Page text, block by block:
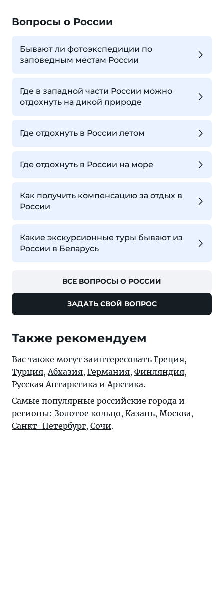
Вопросы о России
Бывают ли фотоэкспедиции по
заповедным местам России
Где в западной части России можно
отдохнуть на дикой природе
Где отдохнуть в России летом
Где отдохнуть в России на море
Как получить компенсацию за отдых в
России
Какие экскурсионные туры бывают из
России в Беларусь
ВСЕ ВОПРОСЫ О РОССИИ
ЗАДАТЬ СВОЙ ВОПРОС
Также рекомендуем
Вас также могут заинтересовать Греция,
Турция, Абхазия, Германия, Финляндия,
Русская Антарктика и Арктика.
Самые популярные российские города и
регионы: Золотое кольцо, Казань, Москва,
Санкт-Петербург, Сочи.